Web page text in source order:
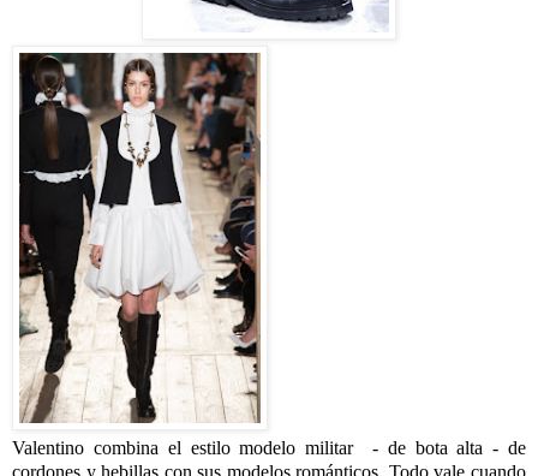
Valentino combina el estilo modelo militar - de bota alta - de
cordones y hebillas con sus modelos románticos. Todo vale cuando